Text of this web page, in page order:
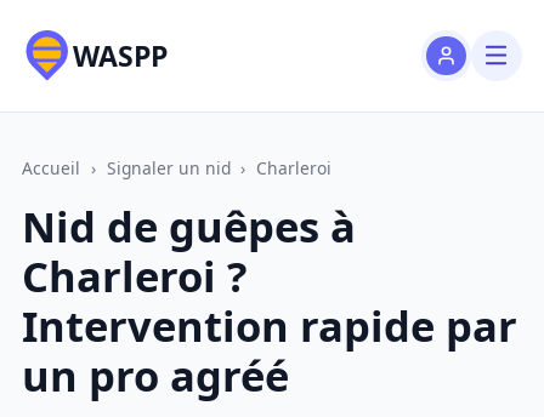
WASPP
Accueil › Signaler un nid › Charleroi
Nid de guêpes à
Charleroi ?
Intervention rapide par
un pro agréé